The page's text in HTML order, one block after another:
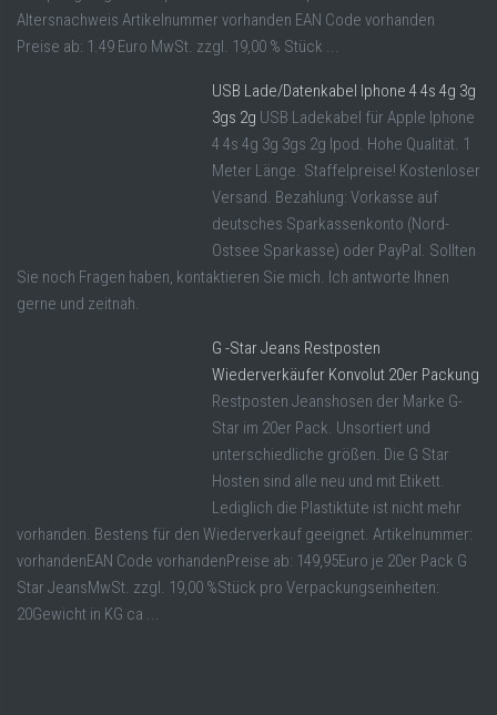
Altersnachweis Artikelnummer vorhanden EAN Code vorhanden
Preise ab: 1.49 Euro MwSt. zzgl. 19,00 % Stück ...
USB Lade/Datenkabel Iphone 4 4s 4g 3g
3gs 2g USB Ladekabel für Apple Iphone
4 4s 4g 3g 3gs 2g Ipod. Hohe Qualität. 1
Meter Länge. Staffelpreise! Kostenloser
Versand. Bezahlung: Vorkasse auf
deutsches Sparkassenkonto (Nord-
Ostsee Sparkasse) oder PayPal. Sollten
Sie noch Fragen haben, kontaktieren Sie mich. Ich antworte Ihnen
gerne und zeitnah.
G -Star Jeans Restposten
Wiederverkäufer Konvolut 20er Packung
Restposten Jeanshosen der Marke G-
Star im 20er Pack. Unsortiert und
unterschiedliche größen. Die G Star
Hosten sind alle neu und mit Etikett.
Lediglich die Plastiktüte ist nicht mehr
vorhanden. Bestens für den Wiederverkauf geeignet. Artikelnummer:
vorhandenEAN Code vorhandenPreise ab: 149,95Euro je 20er Pack G
Star JeansMwSt. zzgl. 19,00 %Stück pro Verpackungseinheiten:
20Gewicht in KG ca ...